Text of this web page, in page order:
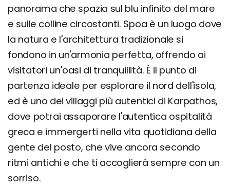
panorama che spazia sul blu infinito del mare
e sulle colline circostanti. Spoa è un luogo dove
la natura e l'architettura tradizionale si
fondono in un'armonia perfetta, offrendo ai
visitatori un'oasi di tranquillità. È il punto di
partenza ideale per esplorare il nord dell'isola,
ed è uno dei villaggi più autentici di Karpathos,
dove potrai assaporare l'autentica ospitalità
greca e immergerti nella vita quotidiana della
gente del posto, che vive ancora secondo
ritmi antichi e che ti accoglierà sempre con un
sorriso.